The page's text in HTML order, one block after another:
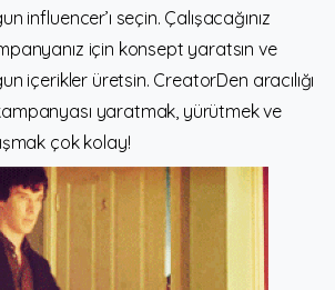
influencer’ı seçin. Çalışacağınız
için konsept yaratsın ve
içerikler üretsin. CreatorDen aracılığı
yaratmak, yürütmek ve
çok kolay!